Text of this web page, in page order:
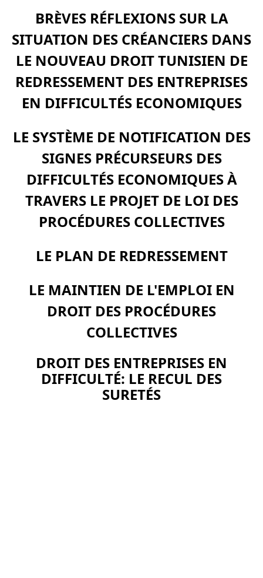
BRÈVES RÉFLEXIONS SUR LA
SITUATION DES CRÉANCIERS DANS
LE NOUVEAU DROIT TUNISIEN DE
REDRESSEMENT DES ENTREPRISES
EN DIFFICULTÉS ECONOMIQUES
LE SYSTÈME DE NOTIFICATION DES
SIGNES PRÉCURSEURS DES
DIFFICULTÉS ECONOMIQUES À
TRAVERS LE PROJET DE LOI DES
PROCÉDURES COLLECTIVES
LE PLAN DE REDRESSEMENT
LE MAINTIEN DE L'EMPLOI EN
DROIT DES PROCÉDURES
COLLECTIVES
DROIT DES ENTREPRISES EN
DIFFICULTÉ: LE RECUL DES
SURETÉS